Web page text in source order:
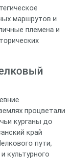
маршрутов и
племена и
процветали
курганы до
край
пути,
культурного